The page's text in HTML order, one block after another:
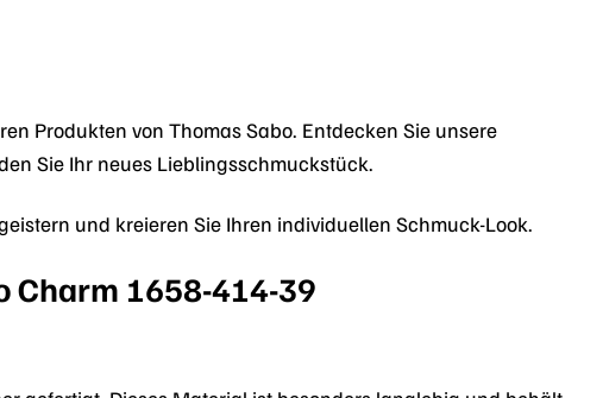
Produkten von Thomas Sabo. Entdecken Sie unsere
Sie Ihr neues Lieblingsschmuckstück.
und kreieren Sie Ihren individuellen Schmuck-Look.
Charm 1658-414-39